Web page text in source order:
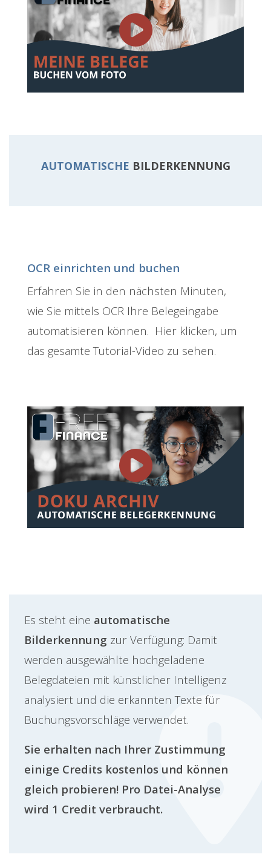
AUTOMATISCHE BILDERKENNUNG
OCR einrichten und buchen
Erfahren Sie in den nächsten Minuten,
wie Sie mittels OCR Ihre Belegeingabe
automatisieren können. Hier klicken, um
das gesamte Tutorial-Video zu sehen.
Es steht eine automatische
Bilderkennung zur Verfügung: Damit
werden ausgewählte hochgeladene
Belegdateien mit künstlicher Intelligenz
analysiert und die erkannten Texte für
Buchungsvorschläge verwendet.
Sie erhalten nach Ihrer Zustimmung
einige Credits kostenlos und können
gleich probieren! Pro Datei-Analyse
wird 1 Credit verbraucht.